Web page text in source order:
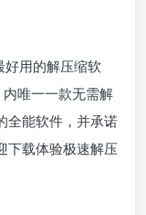
好用的解压缩软
唯一一款无需解
全能软件，并承诺
下载体验极速解压